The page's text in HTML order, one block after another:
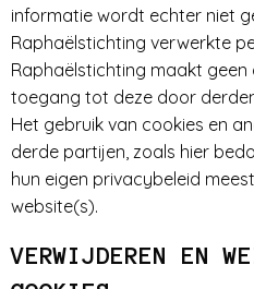
informatie wordt echter niet
Raphaëlstichting verwerkte
Raphaëlstichting maakt
toegang tot deze door
Het gebruik van cookies en
derde partijen, zoals hier
hun eigen privacybeleid
website(s).
VERWIJDEREN EN